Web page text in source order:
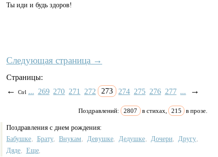
Ты иди и будь здоров!
Следующая страница →
Страницы:
← Ctrl ... 269 270 271 272 273 274 275 276 277 ... →
Поздравлений: 2807 в стихах, 215 в прозе.
Поздравления с днем рождения:
Бабушке
Брату Внукам Девушке Дедушке Дочери Другу
Дяде Еще